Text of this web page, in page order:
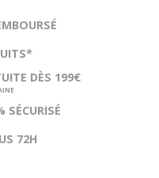
DÈS 199€
SÉCURISÉ
72H